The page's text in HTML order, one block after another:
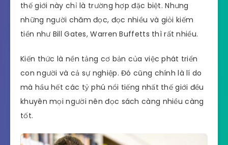
thế giới này chỉ là trường hợp đặc biệt. Nhưng
những người chăm đọc, đọc nhiều và giỏi kiếm
tiền như Bill Gates, Warren Buffetts thì rất nhiều.
Kiến thức là nền tảng cơ bản của việc phát triển
con người và cả sự nghiệp. Đó cũng chính là lí do
mà hầu hết các tỷ phú nổi tiếng nhất thế giới đều
khuyên mọi người nên đọc sách càng nhiều càng
tốt.